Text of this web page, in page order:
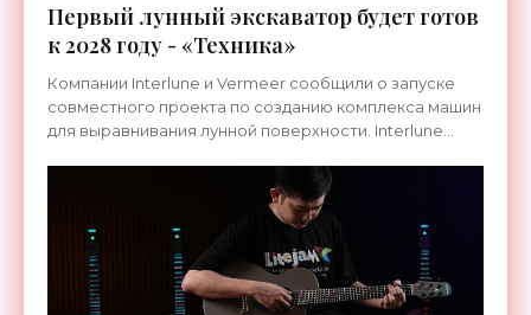
Первый лунный экскаватор будет готов
к 2028 году - «Техника»
Компании Interlune и Vermeer сообщили о запуске
совместного проекта по созданию комплекса машин
для выравнивания лунной поверхности. Interlune